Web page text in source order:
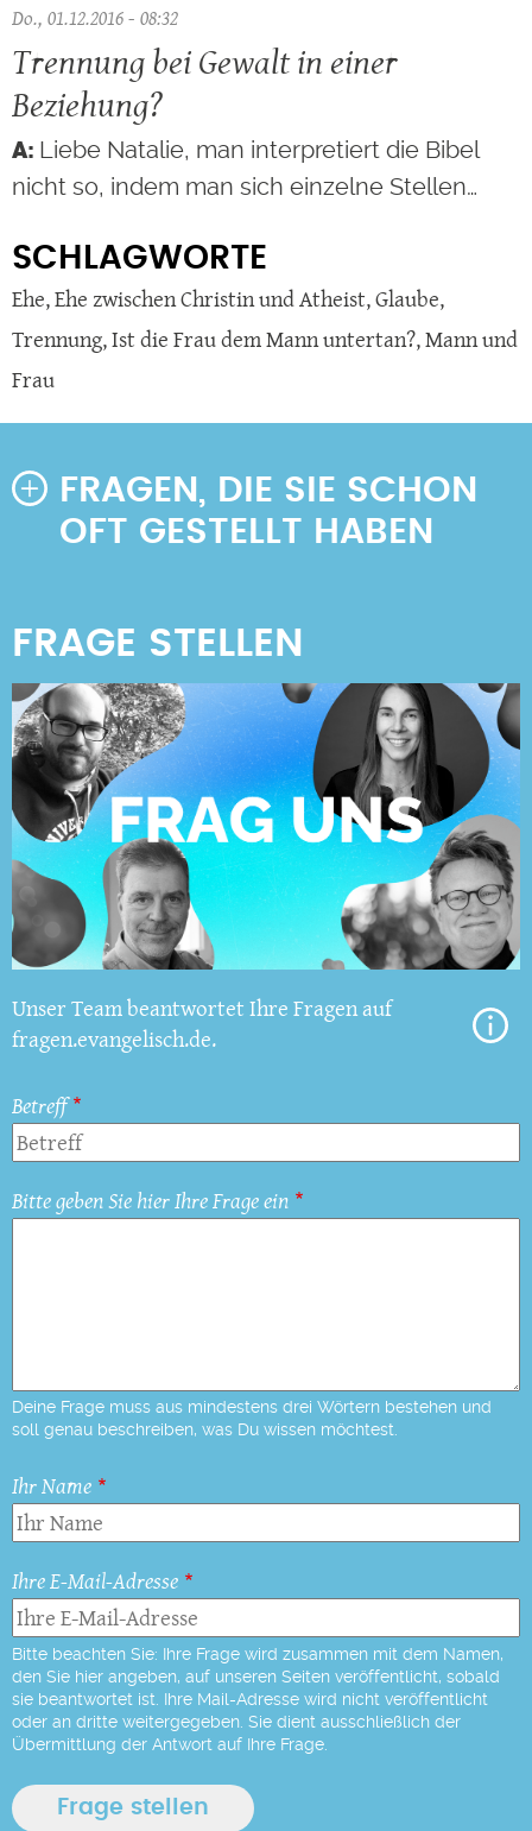
Do., 01.12.2016 - 08:32
Trennung bei Gewalt in einer
Beziehung?
Liebe Natalie, man interpretiert die Bibel
nicht so, indem man sich einzelne Stellen…
SCHLAGWORTE
Ehe,Ehe zwischen Christin und Atheist,Glaube,
Trennung,Ist die Frau dem Mann untertan?,Mann und
Frau
FRAGEN, DIE SIE SCHON
OFT GESTELLT HABEN
Unser Team beantwortet Ihre Fragen auf
fragen.evangelisch.de.
Betreff
Bitte geben Sie hier Ihre Frage ein
Deine Frage muss aus mindestens drei Wörtern bestehen und
soll genau beschreiben, was Du wissen möchtest.
Ihr Name
Ihre E-Mail-Adresse
Bitte beachten Sie: Ihre Frage wird zusammen mit dem Namen,
den Sie hier angeben, auf unseren Seiten veröffentlicht, sobald
sie beantwortet ist. Ihre Mail-Adresse wird nicht veröffentlicht
oder an dritte weitergegeben. Sie dient ausschließlich der
Übermittlung der Antwort auf Ihre Frage.